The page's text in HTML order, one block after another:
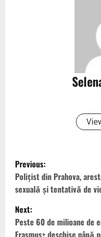
Previous:
Polițist din Prahova,
sexuală și tentativă de
Next:
Peste 60 de milioane de